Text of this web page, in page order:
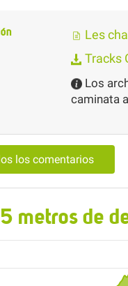
Les
Tracks
Los
caminata
los comentarios
metros de